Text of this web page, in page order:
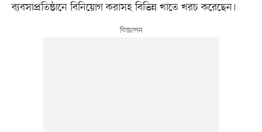
ব্যবসাপ্রতিষ্ঠানে বিনিয়োগ করাসহ বিভিন্ন খাতে খরচ করেছেন।